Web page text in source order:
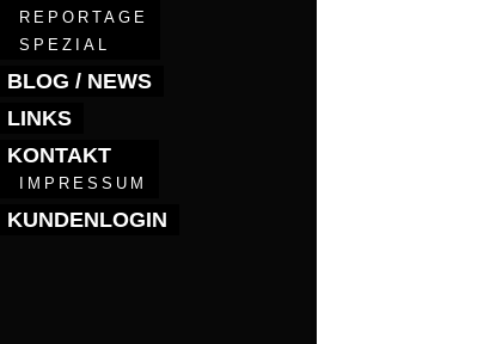
REPORTAGE
SPEZIAL
BLOG / NEWS
LINKS
KONTAKT
IMPRESSUM
KUNDENLOGIN